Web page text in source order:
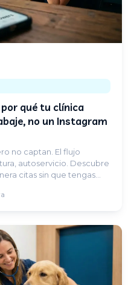
qué tu clínica
no un Instagram
no captan. El flujo
autoservicio. Descubre
citas sin que tengas